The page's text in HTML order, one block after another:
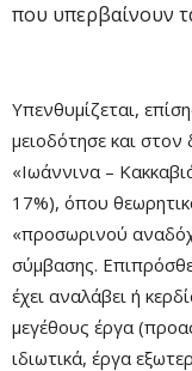
που υπερβαίνουν
Υπενθυμίζεται,
μειοδότησε και στον
«Ιωάννινα –
17%), όπου
«προσωρινού
σύμβασης.
έχει αναλάβει ή
μεγέθους έργα
ιδιωτικά, έργα